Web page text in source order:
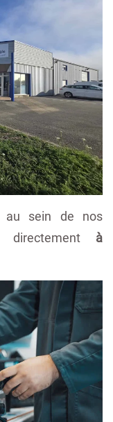
au sein de nos
directement à